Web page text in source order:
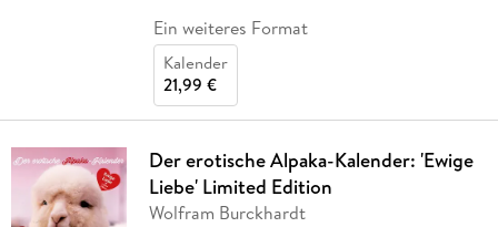
Ein weiteres Format
Kalender
21,99 €
Der erotische Alpaka-Kalender: 'Ewige
Liebe' Limited Edition
Wolfram Burckhardt